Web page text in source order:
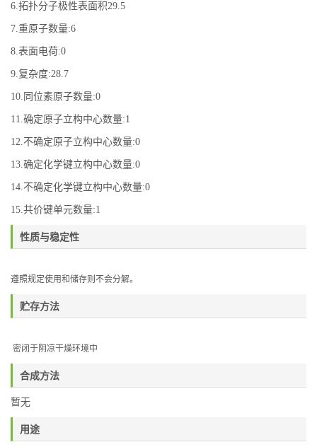
6.拓扑分子极性表面积29.5
7.重原子数量:6
8.表面电荷:0
9.复杂度:28.7
10.同位素原子数量:0
11.确定原子立构中心数量:1
12.不确定原子立构中心数量:0
13.确定化学键立构中心数量:0
14.不确定化学键立构中心数量:0
15.共价键单元数量:1
性质与稳定性
遵照规定使用和储存则不会分解。
贮存方法
密闭于阴凉干燥环境中
合成方法
暂无
用途